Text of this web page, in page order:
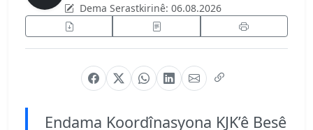
Dema Serastkirinê: 06.08.2026
Endama Koordînasyona KJK’ê Besê